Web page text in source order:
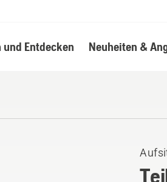
und Entdecken Neuheiten &